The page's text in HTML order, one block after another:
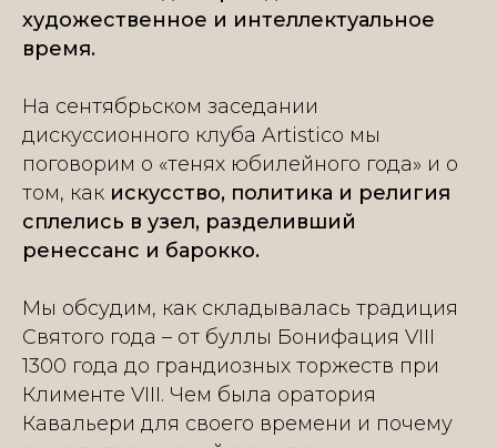
художественное и интеллектуальное
время.
На сентябрьском заседании
дискуссионного клуба Artistico мы
поговорим о «тенях юбилейного года» и о
том, как искусство, политика и религия
сплелись в узел, разделивший
ренессанс и барокко.
Мы обсудим, как складывалась традиция
Святого года – от буллы Бонифация VIII
1300 года до грандиозных торжеств при
Клименте VIII. Чем была оратория
Кавальери для своего времени и почему